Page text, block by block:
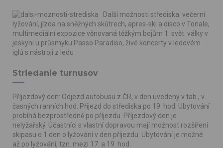
Další možnosti střediska: večerní
lyžování, jízda na sněžných skútrech, apres-ski a disco v Tonale,
multimediální expozice věnovaná těžkým bojům 1. svět. války v
jeskyni u průsmyku Passo Paradiso, živé koncerty v ledovém
iglú s nástroji z ledu
Striedanie turnusov
Příjezdový den: Odjezd autobusu z ČR, v den uvedený v tab., v
časných ranních hod. Příjezd do střediska po 19. hod. Ubytování
probíhá bezprostředně po příjezdu. Příjezdový den je
nelyžařský. Účastníci s vlastní dopravou mají možnost rozšíření
skipasu o 1 den o lyžování v den příjezdu. Ubytování je možné
až po lyžování, tzn. mezi 17. a 19. hod.